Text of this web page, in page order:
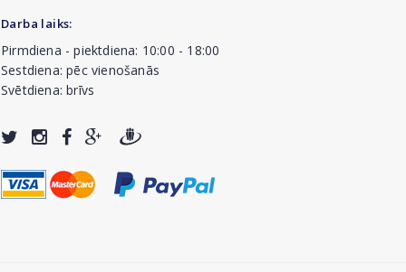
Darba laiks:
Pirmdiena - piektdiena: 10:00 - 18:00
Sestdiena: pēc vienošanās
Svētdiena: brīvs